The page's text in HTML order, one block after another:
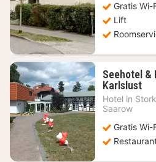
Gratis Wi-
Lift
Seehotel &
Karlslust1
€
Hotel in
Saarow
Gratis Wi-